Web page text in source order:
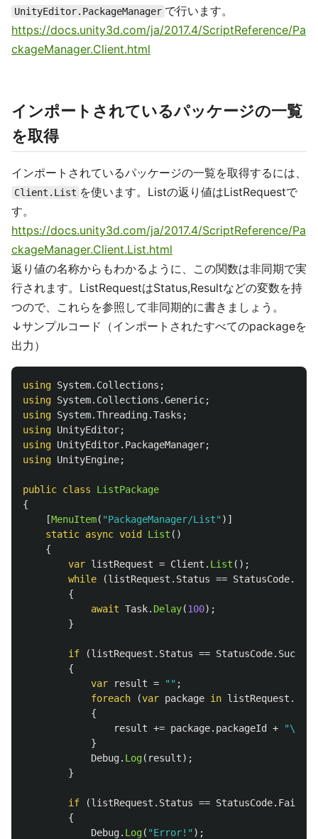
UnityEditor.PackageManager で行います。
https://docs.unity3d.com/ja/2017.4/ScriptReference/Pa
ckageManager.Client.html
インポートされているパッケージの一覧
を取得
インポートされているパッケージの一覧を取得するには、
Client.List を使います。Listの返り値はListRequestで
す。
https://docs.unity3d.com/ja/2017.4/ScriptReference/Pa
ckageManager.Client.List.html
返り値の名称からもわかるように、この関数は非同期で実
行されます。ListRequestはStatus,Resultなどの変数を持
つので、これらを参照して非同期的に書きましょう。
↓サンプルコード（インポートされたすべてのpackageを
出力）
using System.Collections ;
using System.Collections.Generic;
using System.Threading.Tasks ;
using UnityEditor;
using UnityEditor.PackageManager;
using UnityEngine;
public class
ListPackage
{
[MenuItem( "PackageManager/List" )]
static async void List ()
{
var listRequest = Client . List ();
while
(listRequest . Status == StatusCode.
{
await Task. Delay(100);
}
if (listRequest . Status == StatusCode. Success
{
var
result = "" ;
foreach
(var package in listRequest .
{
result += package. packageId + "\n"
}
Debug. Log( result);
}
if (listRequest . Status == StatusCode. Failure
{
Debug. Log( "Error!" );